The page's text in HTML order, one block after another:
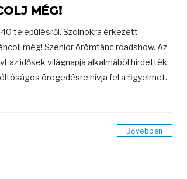
MÉG!
településről. Szolnokra érkezett
még! Szenior örömtánc roadshow. Az
az idősek világnapja alkalmából hirdették
öregedésre hívja fel a figyelmet.
Bővebben